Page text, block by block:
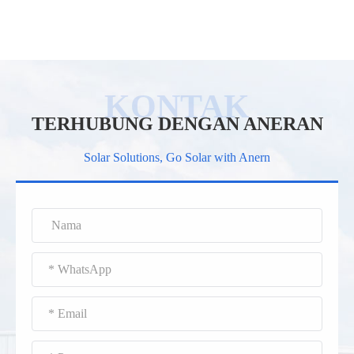
TERHUBUNG DENGAN ANERAN
Solar Solutions, Go Solar with Anern